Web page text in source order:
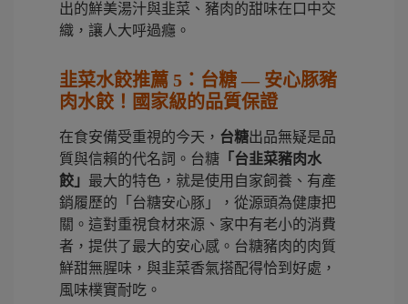
出的鮮美湯汁與韭菜、豬肉的甜味在口中交
織，讓人大呼過癮。
韭菜水餃推薦 5：台糖 — 安心豚豬
肉水餃！國家級的品質保證
在食安備受重視的今天， 台糖出品無疑是品
質與信賴的代名詞。台糖 「台韭菜豬肉水
餃」 最大的特色，就是使用自家飼養、有產
銷履歷的「台糖安心豚」，從源頭為健康把
關。這對重視食材來源、家中有老小的消費
者，提供了最大的安心感。台糖豬肉的肉質
鮮甜無腥味，與韭菜香氣搭配得恰到好處，
風味樸實耐吃。